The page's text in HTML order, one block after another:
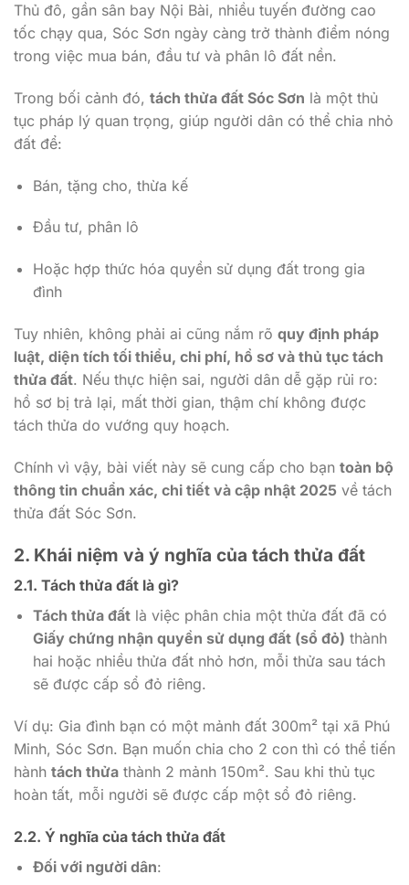
Thủ đô, gần sân bay Nội Bài, nhiều tuyến đường cao
tốc chạy qua, Sóc Sơn ngày càng trở thành điểm nóng
trong việc mua bán, đầu tư và phân lô đất nền.
Trong bối cảnh đó, tách thửa đất Sóc Sơn là một thủ
tục pháp lý quan trọng, giúp người dân có thể chia nhỏ
đất để:
Bán, tặng cho, thừa kế
Đầu tư, phân lô
Hoặc hợp thức hóa quyền sử dụng đất trong gia
đình
Tuy nhiên, không phải ai cũng nắm rõ quy định pháp
luật, diện tích tối thiểu, chi phí, hồ sơ và thủ tục tách
thửa đất. Nếu thực hiện sai, người dân dễ gặp rủi ro:
hồ sơ bị trả lại, mất thời gian, thậm chí không được
tách thửa do vướng quy hoạch.
Chính vì vậy, bài viết này sẽ cung cấp cho bạn toàn bộ
thông tin chuẩn xác, chi tiết và cập nhật 2025 về tách
thửa đất Sóc Sơn.
2. Khái niệm và ý nghĩa của tách thửa đất
2.1. Tách thửa đất là gì?
Tách thửa đấtlà việc phân chia một thửa đất đã có
Giấy chứng nhận quyền sử dụng đất (sổ đỏ) thành
hai hoặc nhiều thửa đất nhỏ hơn, mỗi thửa sau tách
sẽ được cấp sổ đỏ riêng.
Ví dụ: Gia đình bạn có một mảnh đất 300m² tại xã Phú
Minh, Sóc Sơn. Bạn muốn chia cho 2 con thì có thể tiến
hành tách thửa thành 2 mảnh 150m². Sau khi thủ tục
hoàn tất, mỗi người sẽ được cấp một sổ đỏ riêng.
2.2. Ý nghĩa của tách thửa đất
Đối với người dân: